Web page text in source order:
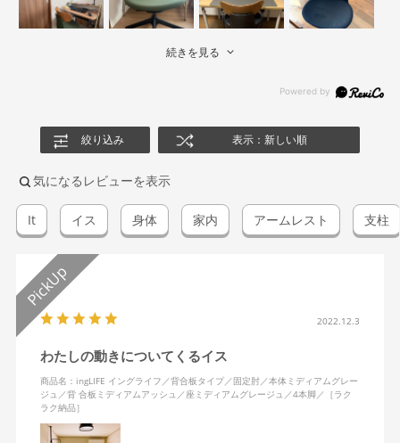
続きを見る
絞り込み 表示：新しい順
気になるレビューを表示
It イス 身体 家内 アームレスト 支柱
2022.12.3
わたしの動きについてくるイス
商品名：ingLIFE イングライフ／背合板タイプ／固定肘／本体ミディアムグレー
ジュ／背 合板ミディアムアッシュ／座ミディアムグレージュ／4本脚／［ラク
ラク納品］